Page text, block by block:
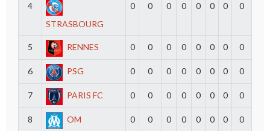
4
STRASBOURG
0 0 0 0 0 0 0 0
5 RENNES 0 0 0 0 0 0 0 0
6 PSG 0 0 0 0 0 0 0 0
7 PARIS FC 0 0 0 0 0 0 0 0
8 OM 0 0 0 0 0 0 0 0